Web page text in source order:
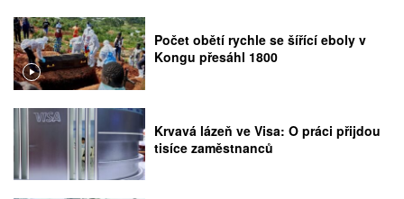
Počet obětí rychle se šířící eboly v
Kongu přesáhl 1800
Krvavá lázeň ve Visa: O práci přijdou
tisíce zaměstnanců